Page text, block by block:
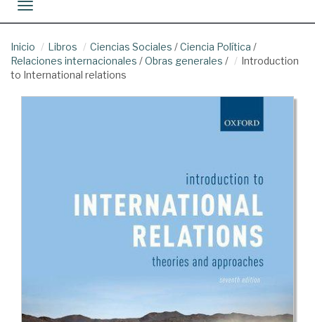
Toggle navigation
Inicio Libros Ciencias Sociales /Ciencia Política /
Relaciones internacionales /Obras generales /
Introduction
to International relations